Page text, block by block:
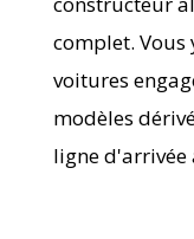
complet. Vous
voitures
modèles
ligne d'arrivée